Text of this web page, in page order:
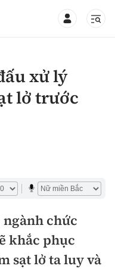
xử lý
lở trước
ngành chức
khắc phục
sạt lở ta luy và